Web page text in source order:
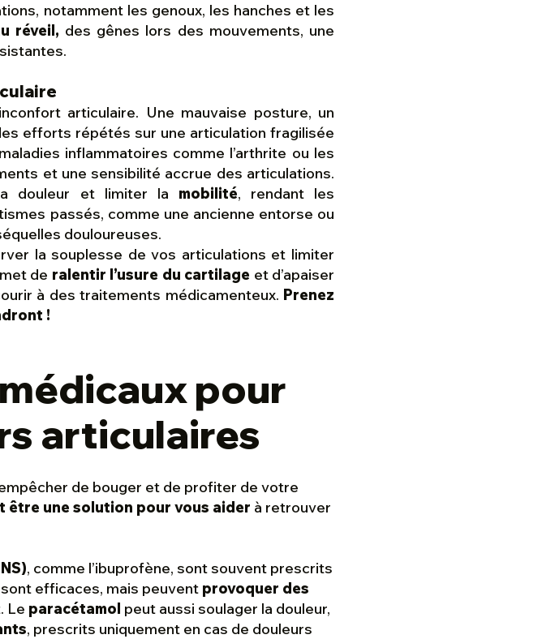
notamment les genoux, les hanches et les
réveil, des gênes lors des mouvements, une
articulaire. Une mauvaise posture, un
efforts répétés sur une articulation fragilisée
inflammatoires comme l’arthrite ou les
et une sensibilité accrue des articulations.
douleur et limiter la mobilité, rendant les
passés, comme une ancienne entorse ou
douloureuses.
la souplesse de vos articulations et limiter
de ralentir l’usure du cartilage et d’apaiser
à des traitements médicamenteux. Prenez
!
pour
articulaires
de bouger et de profiter de votre
être une solution pour vous aider à retrouver
, comme l’ibuprofène, sont souvent prescrits
sont efficaces, mais peuvent provoquer des
Le paracétamol peut aussi soulager la douleur,
, prescrits uniquement en cas de douleurs